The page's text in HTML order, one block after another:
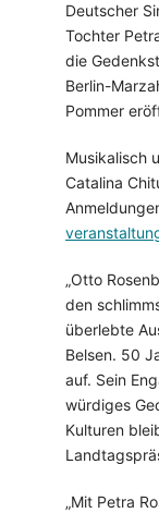
Deutscher
Tochter
die
Berlin-
Pommer
Musikalisch
Catalina
„Otto
den
überlebte
Belsen. 50
auf. Sein
würdiges
Kulturen
„Mit Petra